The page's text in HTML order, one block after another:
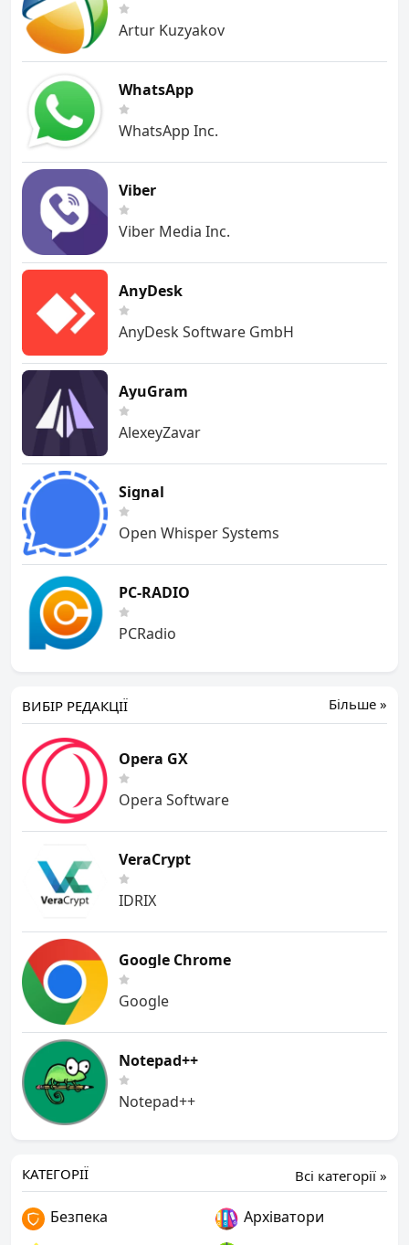
Artur Kuzyakov
WhatsApp
WhatsApp Inc.
Viber
Viber Media Inc.
AnyDesk
AnyDesk Software GmbH
AyuGram
AlexeyZavar
Signal
Open Whisper Systems
PC-RADIO
PCRadio
Більше »
ВИБІР РЕДАКЦІЇ
Opera GX
Opera Software
VeraCrypt
IDRIX
Google Chrome
Google
Notepad++
Notepad++
Всі категорії »
КАТЕГОРІЇ
Безпека
Архіватори